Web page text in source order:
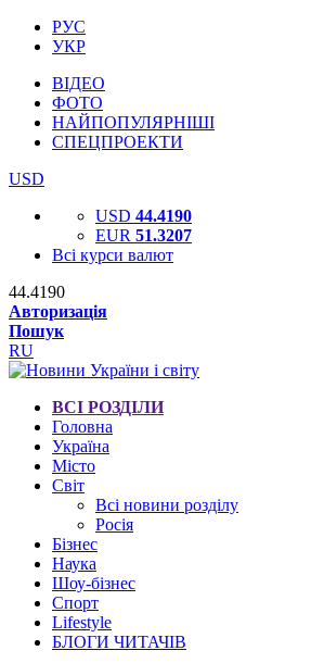
РУС
УКР
ВІДЕО
ФОТО
НАЙПОПУЛЯРНІШІ
СПЕЦПРОЕКТИ
USD
USD 44.4190
EUR 51.3207
Всі курси валют
44.4190
Авторизація
Пошук
RU
ВСІ РОЗДІЛИ
Головна
Україна
Місто
Світ
Всі новини розділу
Росія
Бізнес
Наука
Шоу-бізнес
Спорт
Lifestyle
БЛОГИ ЧИТАЧІВ